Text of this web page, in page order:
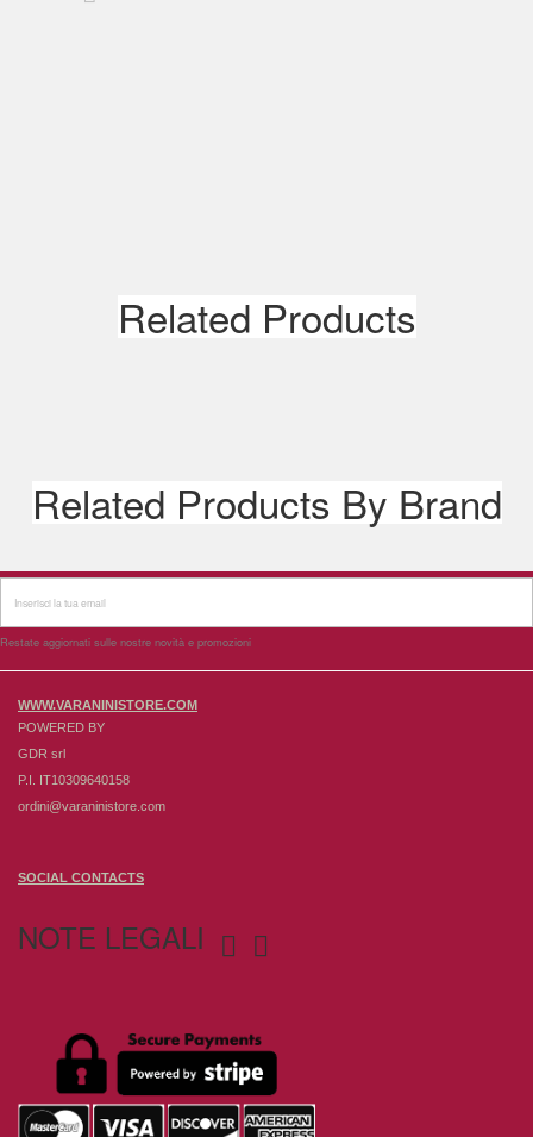
Related Products
Related Products By Brand
Restate aggiornati sulle nostre novità e promozioni
WWW.VARANINISTORE.COM
POWERED BY
GDR srl
P.I. IT10309640158
ordini@varaninistore.com
SOCIAL CONTACTS
NOTE LEGALI  